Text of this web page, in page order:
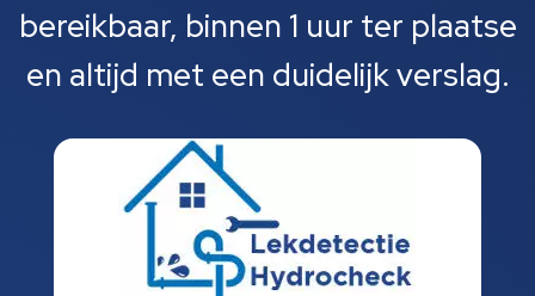
bereikbaar, binnen 1 uur ter plaatse
en altijd met een duidelijk verslag.